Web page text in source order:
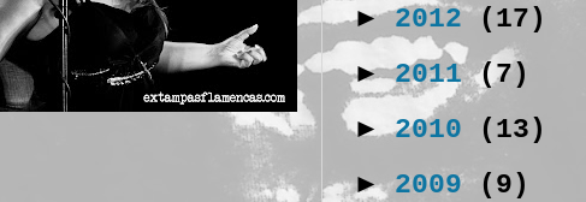
►2012 (17)
►2011(7)
►2010 (13)
►2009 (9)